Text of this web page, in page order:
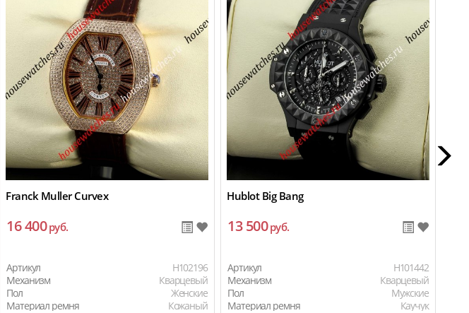
Franck Muller Curvex
16 400руб.
Артикул
H102196
Механизм
Кварцевый
Пол
Женские
Материал ремня
Кожаный
Hublot Big Bang
13 500руб.
Артикул
H101442
Механизм
Кварцевый
Пол
Мужские
Материал ремня
Каучук